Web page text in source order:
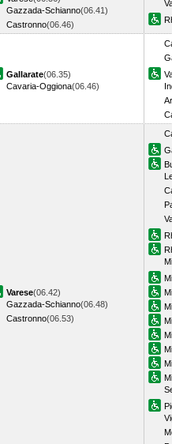
Gazzada-Schianno(06.41)
Castronno(06.46)
Gallarate(06.35)
Cavaria-Oggiona(06.46)
Varese(06.42)
Gazzada-Schianno(06.48)
Castronno(06.53)